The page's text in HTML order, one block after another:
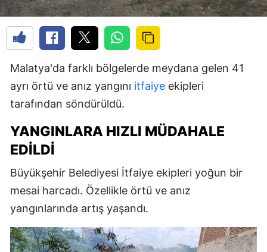
Malatya'da farklı bölgelerde meydana gelen 41
ayrı örtü ve anız yangını itfaiye ekipleri
tarafından söndürüldü.
YANGINLARA HIZLI MÜDAHALE
EDILDI
Büyükşehir Belediyesi İtfaiye ekipleri yoğun bir
mesai harcadı. Özellikle örtü ve anız
yangınlarında artış yaşandı.